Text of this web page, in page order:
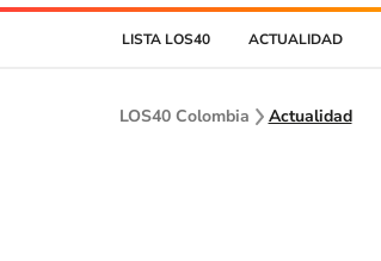
LISTA LOS40 ACTUALIDAD
LOS40 Colombia Actualidad